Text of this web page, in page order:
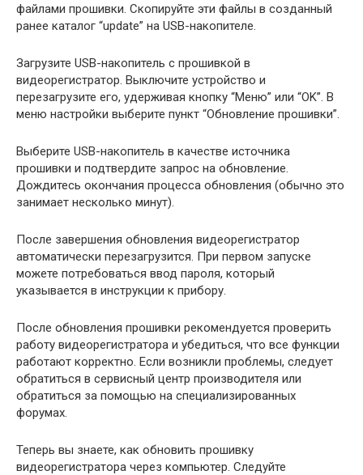
файлами прошивки. Скопируйте эти файлы в созданный
ранее каталог “update” на USB-накопителе.
Загрузите USB-накопитель с прошивкой в
видеорегистратор. Выключите устройство и
перезагрузите его, удерживая кнопку “Меню” или “OK”. В
меню настройки выберите пункт “Обновление прошивки”.
Выберите USB-накопитель в качестве источника
прошивки и подтвердите запрос на обновление.
Дождитесь окончания процесса обновления (обычно это
занимает несколько минут).
После завершения обновления видеорегистратор
автоматически перезагрузится. При первом запуске
можете потребоваться ввод пароля, который
указывается в инструкции к прибору.
После обновления прошивки рекомендуется проверить
работу видеорегистратора и убедиться, что все функции
работают корректно. Если возникли проблемы, следует
обратиться в сервисный центр производителя или
обратиться за помощью на специализированных
форумах.
Теперь вы знаете, как обновить прошивку
видеорегистратора через компьютер. Следуйте